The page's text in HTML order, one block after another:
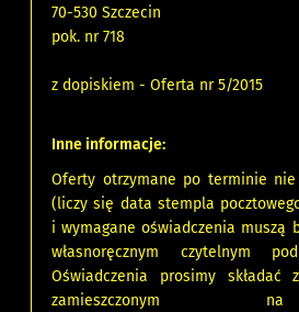
70-530 Szczecin
pok. nr 718
z dopiskiem - Oferta nr 5/2015
Inne informacje:
Oferty otrzymane po terminie nie
(liczy się data stempla
i wymagane oświadczenia muszą
własnoręcznym czytelnym
Oświadczenia prosimy składać
zamieszczonym